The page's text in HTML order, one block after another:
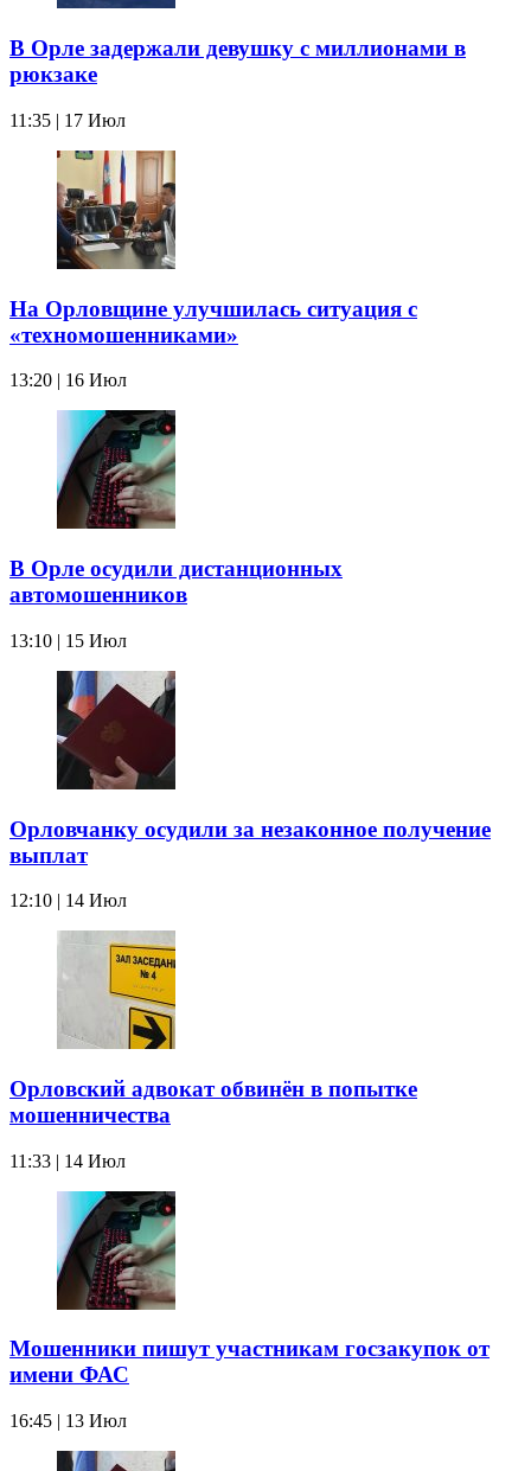
В Орле задержали девушку с миллионами в
рюкзаке
11:35 | 17 Июл
На Орловщине улучшилась ситуация с
«техномошенниками»
13:20 | 16 Июл
В Орле осудили дистанционных
автомошенников
13:10 | 15 Июл
Орловчанку осудили за незаконное получение
выплат
12:10 | 14 Июл
Орловский адвокат обвинён в попытке
мошенничества
11:33 | 14 Июл
Мошенники пишут участникам госзакупок от
имени ФАС
16:45 | 13 Июл